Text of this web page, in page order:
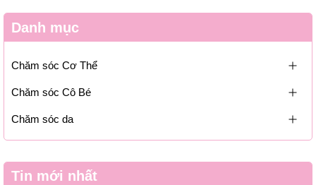
Danh mục
Chăm sóc Cơ Thể
Chăm sóc Cô Bé
Chăm sóc da
Tin mới nhất